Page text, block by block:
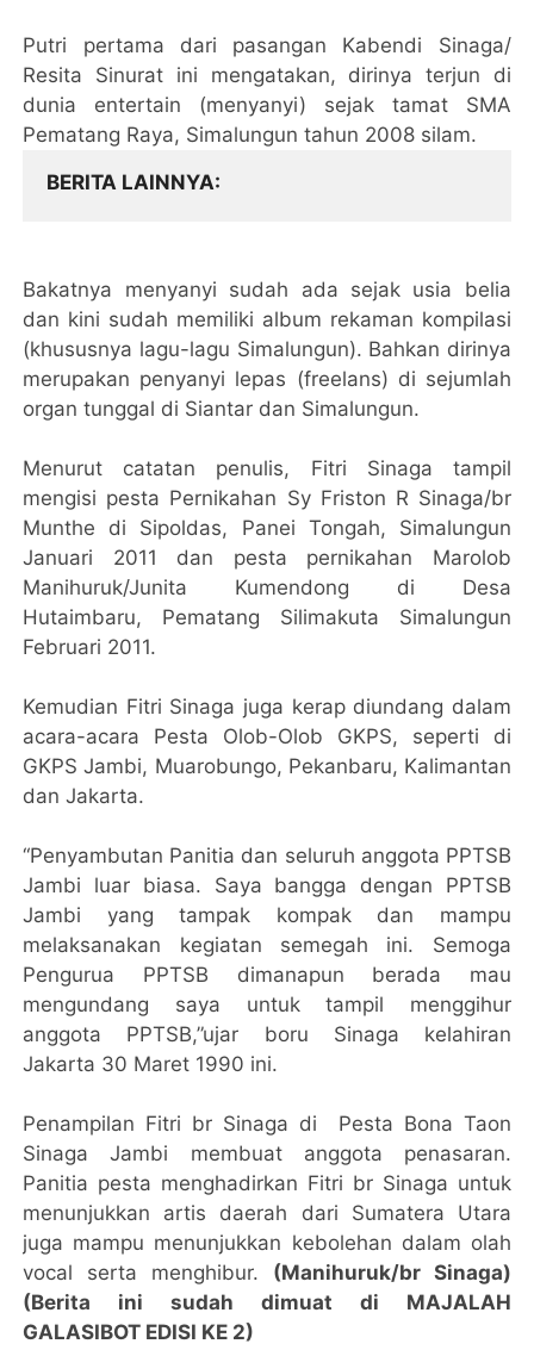
Putri pertama dari pasangan Kabendi Sinaga/
Resita Sinurat ini mengatakan, dirinya terjun di
dunia entertain (menyanyi) sejak tamat SMA
Pematang Raya, Simalungun tahun 2008 silam.
BERITA LAINNYA
Bakatnya menyanyi sudah ada sejak usia belia
dan kini sudah memiliki album rekaman kompilasi
(khususnya lagu-lagu Simalungun). Bahkan dirinya
merupakan penyanyi lepas (freelans) di sejumlah
organ tunggal di Siantar dan Simalungun.
Menurut catatan penulis, Fitri Sinaga tampil
mengisi pesta Pernikahan Sy Friston R Sinaga/br
Munthe di Sipoldas, Panei Tongah, Simalungun
Januari 2011 dan pesta pernikahan Marolob
Manihuruk/Junita Kumendong di Desa
Hutaimbaru, Pematang Silimakuta Simalungun
Februari 2011.
Kemudian Fitri Sinaga juga kerap diundang dalam
acara-acara Pesta Olob-Olob GKPS, seperti di
GKPS Jambi, Muarobungo, Pekanbaru, Kalimantan
dan Jakarta.
“Penyambutan Panitia dan seluruh anggota PPTSB
Jambi luar biasa. Saya bangga dengan PPTSB
Jambi yang tampak kompak dan mampu
melaksanakan kegiatan semegah ini. Semoga
Pengurua PPTSB dimanapun berada mau
mengundang saya untuk tampil menggihur
anggota PPTSB,”ujar boru Sinaga kelahiran
Jakarta 30 Maret 1990 ini.
Penampilan Fitri br Sinaga di Pesta Bona Taon
Sinaga Jambi membuat anggota penasaran.
Panitia pesta menghadirkan Fitri br Sinaga untuk
menunjukkan artis daerah dari Sumatera Utara
juga mampu menunjukkan kebolehan dalam olah
vocal serta menghibur. (Manihuruk/br Sinaga)
(Berita ini sudah dimuat di MAJALAH
GALASIBOT EDISI KE 2)